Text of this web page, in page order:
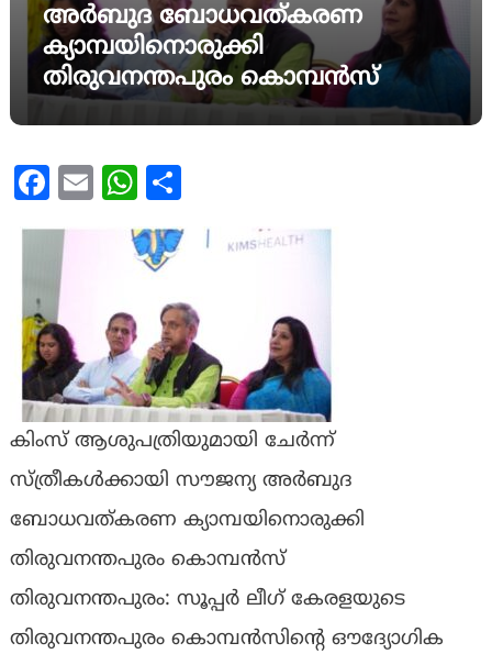
അർബുദ ബോധവത്കരണ
ക്യാമ്പയിനൊരുക്കി
തിരുവനന്തപുരം കൊമ്പൻസ്
Facebook
Email WhatsApp
കിംസ് ആശുപത്രിയുമായി ചേർന്ന്
സ്ത്രീകൾക്കായി സൗജന്യ അർബുദ
ബോധവത്കരണ ക്യാമ്പയിനൊരുക്കി
തിരുവനന്തപുരം കൊമ്പൻസ്
തിരുവനന്തപുരം: സൂപ്പർ ലീഗ് കേരളയുടെ
തിരുവനന്തപുരം കൊമ്പൻസിൻ്റെ ഔദ്യോഗിക